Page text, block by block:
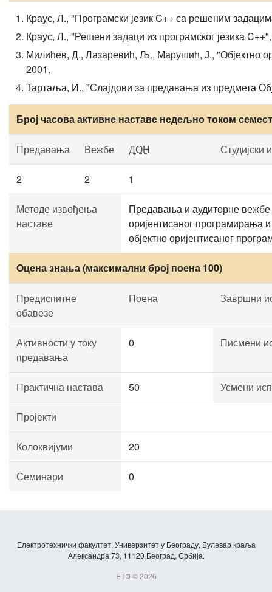
Краус, Л., "Програмски језик C++ са решеним
Краус, Л., "Решени задаци из програмског језика
Милићев, Д., Лазаревић, Љ., Марушић, Ј., "Објектно
2001.
Тартаља, И., "Слајдови за предавања из предмета
Број часова активне наставе недељно током
Предавања Вежбе ДОН Студијски
2 2 1
Методе извођења
наставе
Предавања и аудиторне вежбе
оријентисаног програмирања
објектно оријентисаног
Оцена знања (максимални број поена 100)
Предиспитне
обавезе
Поена Завршни
Активности у току
предавања
0 Писмени
Практична настава 50 Усмени
Пројекти
Колоквијуми 20
Семинари 0
Електротехнички факултет, Универзитет у Београду, Булевар краља
Александра 73, 11120 Београд, Србија.
ЕТФ © 2026